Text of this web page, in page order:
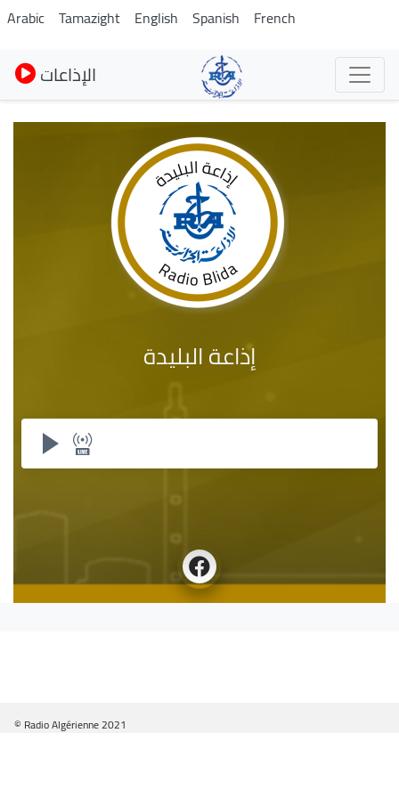
Pasar
al
contenido
principal
Arabic Tamazight English Spanish French
الإذاعات
إذاعة البليدة
© Radio Algérienne 2021